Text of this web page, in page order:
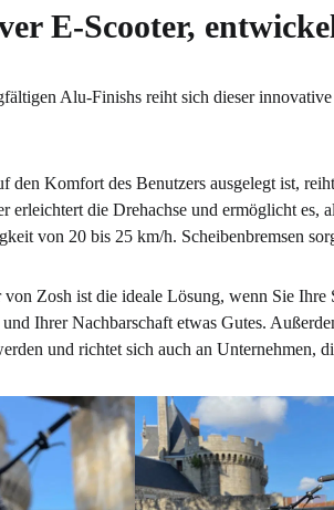
E-Scooter,
Alu-Finishs reiht sich dieser
den Komfort des Benutzers ausgelegt ist,
erleichtert die Drehachse und ermöglicht
von 20 bis 25 km/h. Scheibenbremsen
Zosh ist die ideale Lösung, wenn Sie
Ihrer Nachbarschaft etwas Gutes.
und richtet sich auch an Unternehmen,